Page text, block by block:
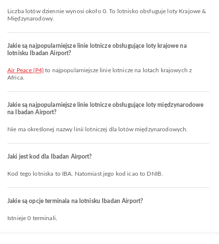
Liczba lotów dziennie wynosi około 0. To lotnisko obsługuje loty Krajowe &
Międzynarodowy.
Jakie są najpopularniejsze linie lotnicze obsługujące loty krajowe na
lotnisku Ibadan Airport?
Air Peace (P4)to najpopularniejsze linie lotnicze na lotach krajowych z
Africa.
Jakie są najpopularniejsze linie lotnicze obsługujące loty międzynarodowe
na Ibadan Airport?
Nie ma określonej nazwy linii lotniczej dla lotów międzynarodowych.
Jaki jest kod dla Ibadan Airport?
Kod tego lotniska to IBA. Natomiast jego kod icao to DNIB.
Jakie są opcje terminala na lotnisku Ibadan Airport?
Istnieje 0 terminali,